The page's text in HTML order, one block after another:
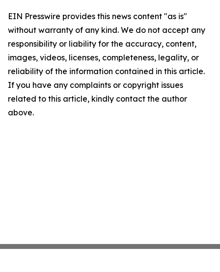
EIN Presswire provides this news content "as is"
without warranty of any kind. We do not accept any
responsibility or liability for the accuracy, content,
images, videos, licenses, completeness, legality, or
reliability of the information contained in this article.
If you have any complaints or copyright issues
related to this article, kindly contact the author
above.